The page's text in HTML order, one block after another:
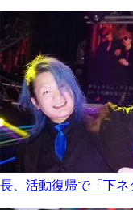
長、活動復帰で「下